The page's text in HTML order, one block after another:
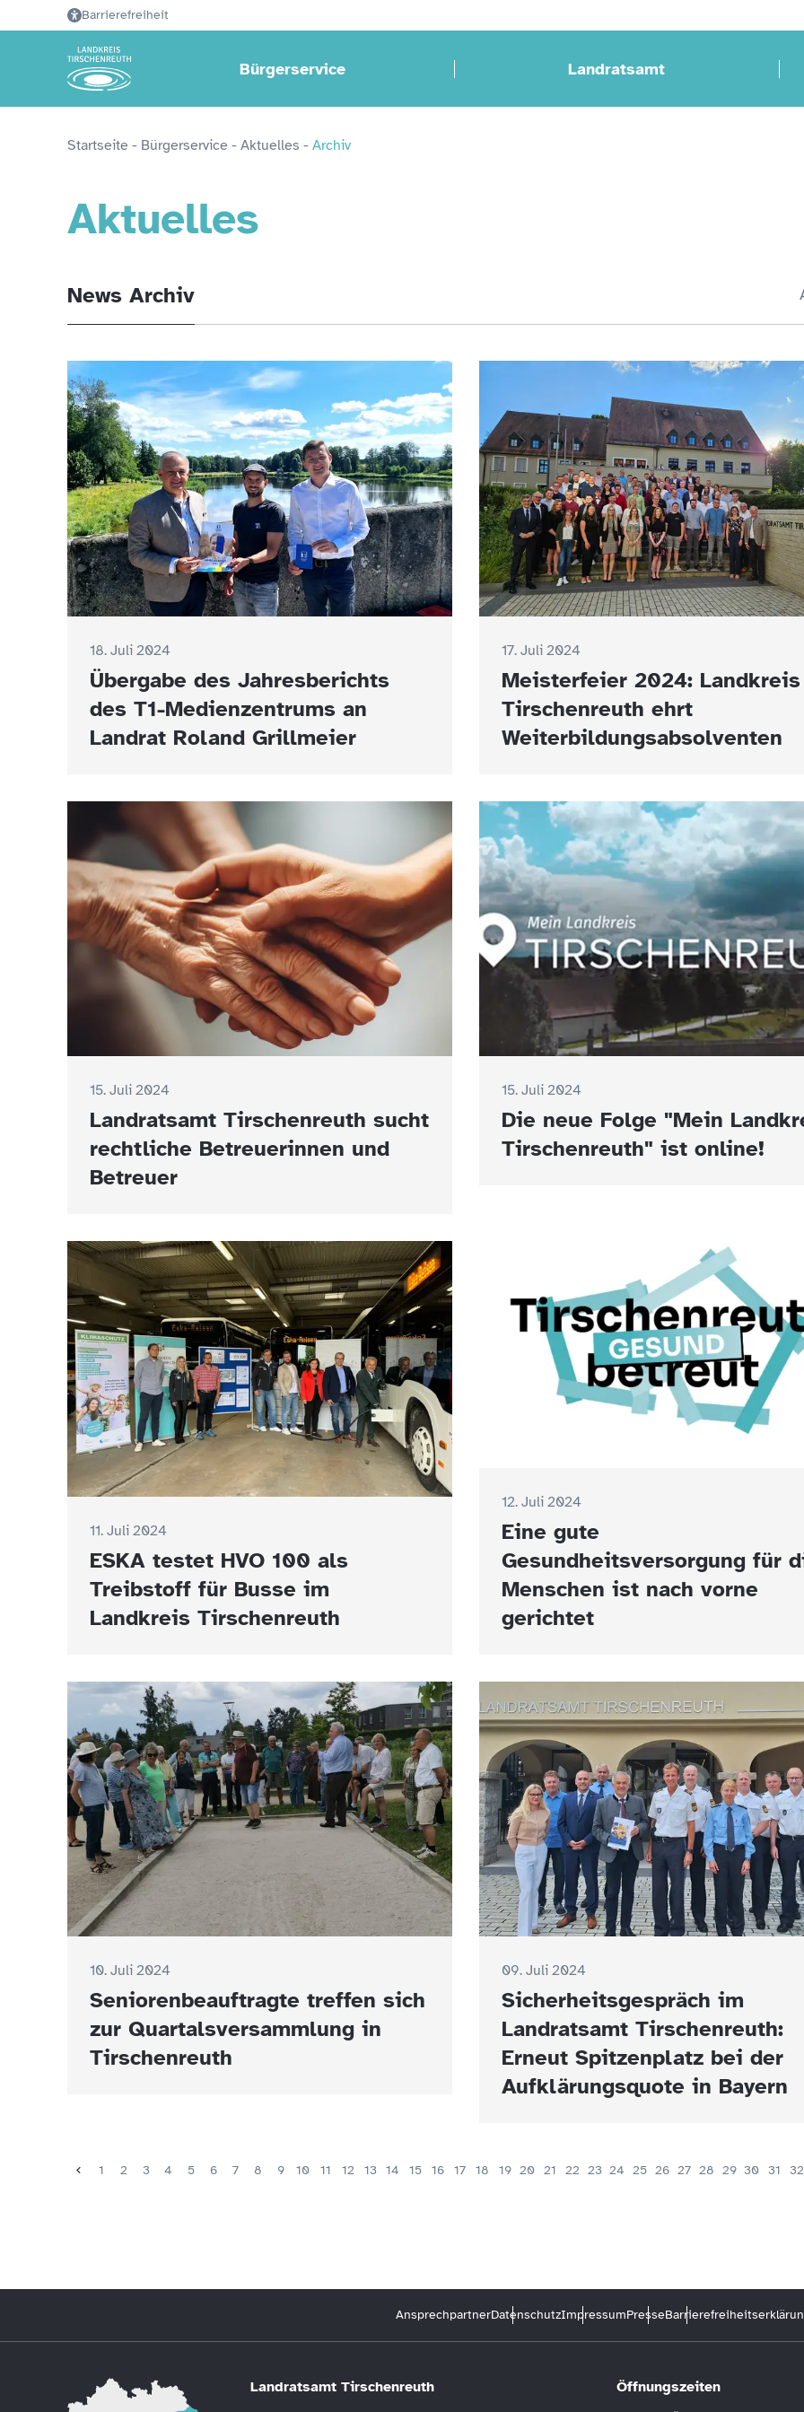
Barrierefreiheit
Bürgerservice Landratsamt
Startseite - Bürgerservice - Aktuelles - Archiv
Aktuelles
News Archiv
18. Juli 2024
Übergabe des Jahresberichts
des T1-Medienzentrums an
Landrat Roland Grillmeier
17. Juli 2024
Meisterfeier 2024: Landkreis
Tirschenreuth ehrt
Weiterbildungsabsolventen
15. Juli 2024
Landratsamt Tirschenreuth sucht
rechtliche Betreuerinnen und
Betreuer
15. Juli 2024
Die neue Folge "Mein
Tirschenreuth" ist online!
12. Juli 2024
Eine gute
Gesundheitsversorgung für
Menschen ist nach vorne
gerichtet
11. Juli 2024
ESKA testet HVO 100 als
Treibstoff für Busse im
Landkreis Tirschenreuth
10. Juli 2024
Seniorenbeauftragte treffen sich
zur Quartalsversammlung in
Tirschenreuth
09. Juli 2024
Sicherheitsgespräch im
Landratsamt Tirschenreuth:
Erneut Spitzenplatz bei der
Aufklärungsquote in Bayern
1 2 3 4 5 6 7 8 9 10 11 12 13 14 15 16 17 18 19 20 21 22 23 24 25 26 27 28 29 30 31 32
AnsprechpartnerDatenschutzImpressumPresse
Landratsamt Tirschenreuth Öffnungszeiten